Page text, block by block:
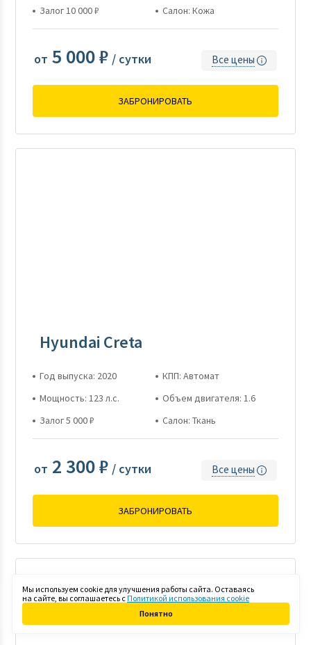
Залог 10 000 ₽
Салон: Кожа
от 5 000 ₽ / сутки Все цены
ЗАБРОНИРОВАТЬ
Hyundai Creta
Год выпуска: 2020
КПП: Автомат
Мощность: 123 л.с.
Объем двигателя: 1.6
Залог 5 000 ₽
Салон: Ткань
от 2 300 ₽ / сутки Все цены
ЗАБРОНИРОВАТЬ
Мы используем cookie для улучшения работы сайта. Оставаясь
на сайте, вы соглашаетесь сПолитикой использования cookie
Понятно